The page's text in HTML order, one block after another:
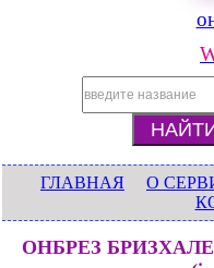
ГЛАВНАЯ О
ОНБРЕЗ